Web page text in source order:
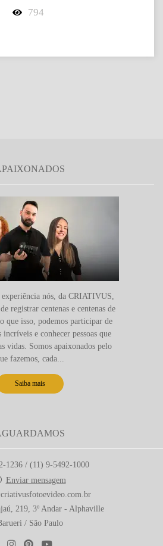
794
experiência nós, da CRIATIVUS,
registrar centenas e centenas de
que isso, podemos participar de
e conhecer pessoas que
vidas. Somos apaixonados pelo
fazemos, cada...
Saiba mais
1236 / (11) 9-5492-1000
Enviar mensagem
219, 3º Andar - Alphaville
/ São Paulo